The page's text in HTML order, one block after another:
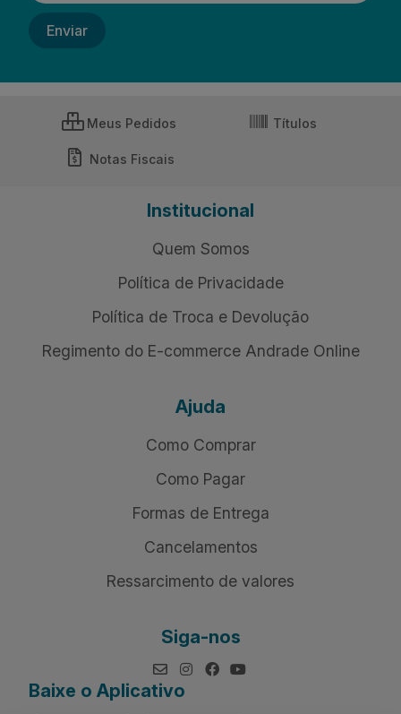
Meus Pedidos Títulos
Notas Fiscais
Institucional
Quem Somos
Política de Privacidade
Política de Troca e Devolução
Regimento do E-commerce Andrade Online
Ajuda
Como Comprar
Como Pagar
Formas de Entrega
Cancelamentos
Ressarcimento de valores
Siga-nos
Baixe o Aplicativo